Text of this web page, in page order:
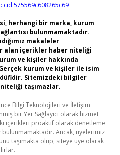
herhangi bir marka, kurum
bulunmamaktadır.
makaleler
alan içerikler haber niteliği
ve kişiler hakkında
kurum ve kişiler ile isim
Sitemizdeki bilgiler
taşımazlar.
Bilgi Teknolojileri ve İletişim
bir Yer Sağlayıcı olarak hizmet
içerikleri proaktif olarak denetleme
Ancak, üyelerimiz
taşımakta olup, siteye üye olarak